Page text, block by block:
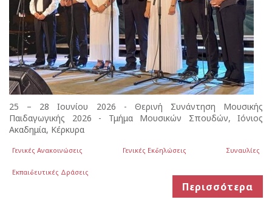
25 – 28 Ιουνίου 2026 - Θερινή Συνάντηση Μουσικής
Παιδαγωγικής 2026 - Τμήμα Μουσικών Σπουδών, Ιόνιος
Ακαδημία, Κέρκυρα
Γενικές Ανακοινώσεις Γενικές Εκδηλώσεις Συναυλίες
Εκπαιδευτικές Δράσεις
Περισσότερα